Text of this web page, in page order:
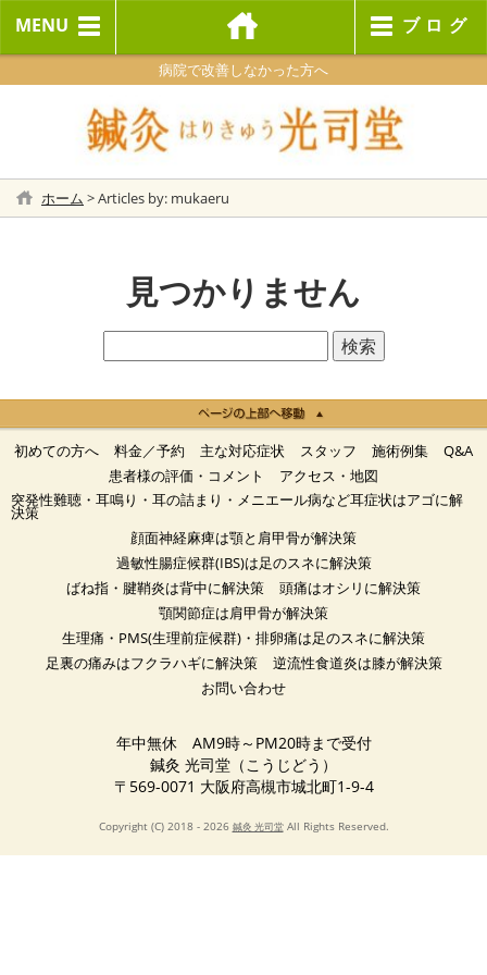
MENU ブログ
病院で改善しなかった方へ
ホーム >Articles by: mukaeru
見つかりません
初めての方へ 料金／予約 主な対応症状 スタッフ 施術例集
Q&A
患者様の評価・コメント
アクセス・地図
突発性難聴・耳鳴り・耳の詰まり・メニエール病など耳症状はアゴに解
決策
顔面神経麻痺は顎と肩甲骨が解決策
過敏性腸症候群(IBS)は足のスネに解決策
ばね指・腱鞘炎は背中に解決策
頭痛はオシリに解決策
顎関節症は肩甲骨が解決策
生理痛・PMS(生理前症候群)・排卵痛は足のスネに解決策
足裏の痛みはフクラハギに解決策
逆流性食道炎は膝が解決策
お問い合わせ
年中無休 AM9時～PM20時まで受付
鍼灸 光司堂（こうじどう）
〒569-0071 大阪府高槻市城北町1-9-4
Copyright (C) 2018 - 2026 鍼灸 光司堂All Rights Reserved.